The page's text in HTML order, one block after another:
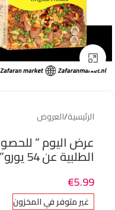
Click to enlarge
الرئيسية/العروض
عرض اليوم ”
الطلبية عن 54 يورو” .
€5.99
غير متوفر في المخزون